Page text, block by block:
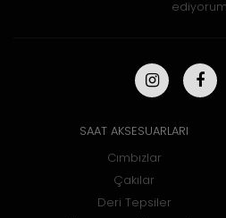
ediyorum.
SAAT AKSESUARLARI
Cımbızlar
Çakılar
Deri Tepsiler